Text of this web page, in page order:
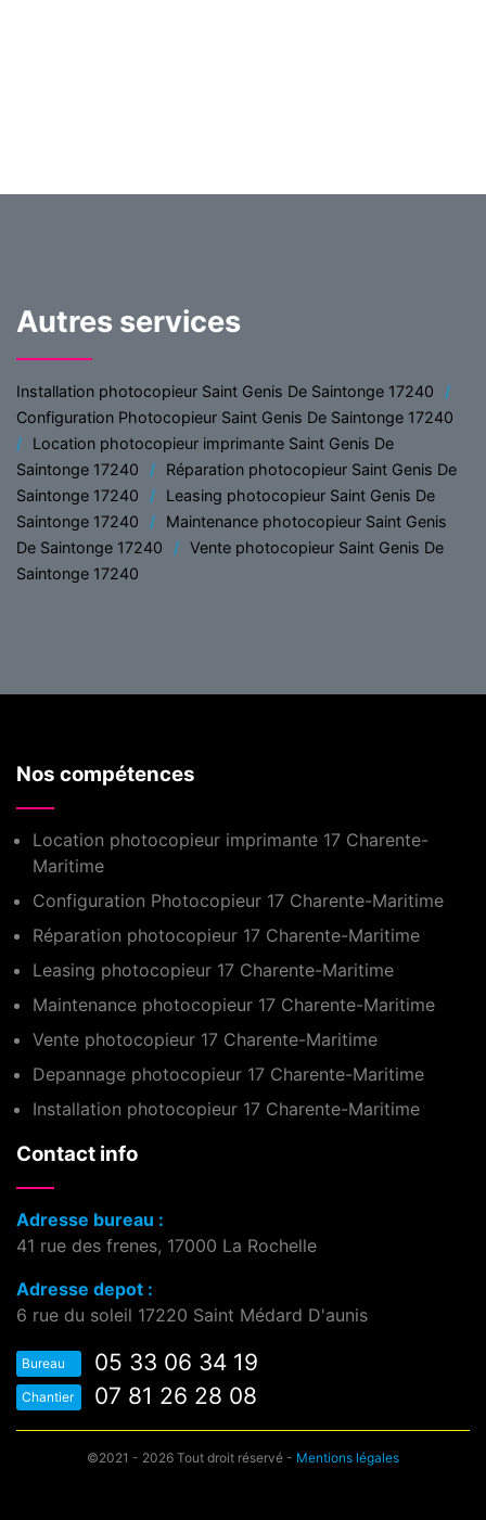
Autres services
Installation photocopieur Saint Genis De Saintonge 17240
Configuration Photocopieur Saint Genis De Saintonge 17240
Location photocopieur imprimante Saint Genis De
Saintonge 17240
Réparation photocopieur Saint Genis De
Saintonge 17240
Leasing photocopieur Saint Genis De
Saintonge 17240
Maintenance photocopieur Saint Genis
De Saintonge 17240
Vente photocopieur Saint Genis De
Saintonge 17240
Nos compétences
Location photocopieur imprimante 17 Charente-
Maritime
Configuration Photocopieur 17 Charente-Maritime
Réparation photocopieur 17 Charente-Maritime
Leasing photocopieur 17 Charente-Maritime
Maintenance photocopieur 17 Charente-Maritime
Vente photocopieur 17 Charente-Maritime
Depannage photocopieur 17 Charente-Maritime
Installation photocopieur 17 Charente-Maritime
Contact info
Adresse bureau :
41 rue des frenes, 17000 La Rochelle
Adresse depot :
6 rue du soleil 17220 Saint Médard D'aunis
Bureau 05 33 06 34 19
Chantier 07 81 26 28 08
©2021 - 2026 Tout droit réservé - Mentions légales